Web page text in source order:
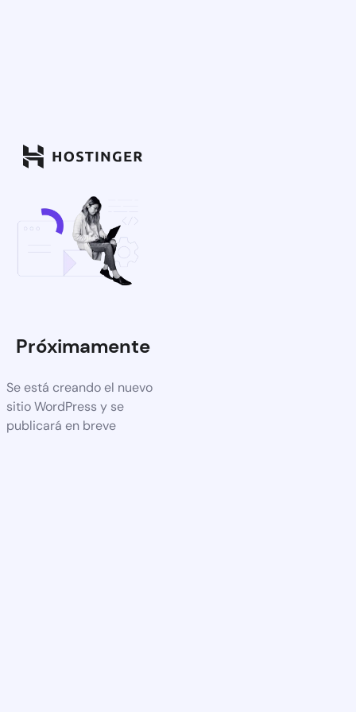
Próximamente
Se está creando el nuevo
sitio WordPress y se
publicará en breve